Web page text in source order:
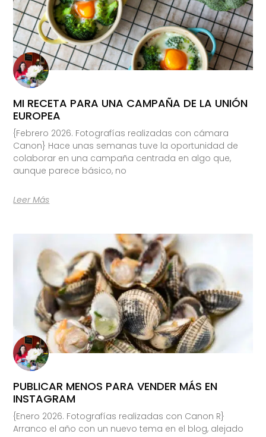
MI RECETA PARA UNA CAMPAÑA DE LA UNIÓN
EUROPEA
{Febrero 2026. Fotografías realizadas con cámara
Canon} Hace unas semanas tuve la oportunidad de
colaborar en una campaña centrada en algo que,
aunque parece básico, no
Leer Más
PUBLICAR MENOS PARA VENDER MÁS EN
INSTAGRAM
{Enero 2026. Fotografías realizadas con Canon R}
Arranco el año con un nuevo tema en el blog, alejado